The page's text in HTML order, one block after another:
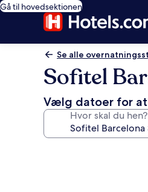
Gå til hovedsektionen
Se alle
Sofitel
Vælg datoer for at
Hvor skal du hen?